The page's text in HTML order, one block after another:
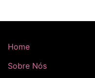
Home
Sobre Nós